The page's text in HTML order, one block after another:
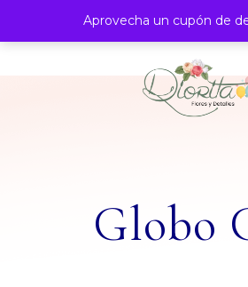
Globo
Aprovecha un cupón de